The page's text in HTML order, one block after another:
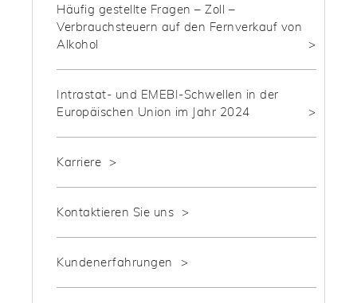
Häufig gestellte Fragen – Zoll –
Verbrauchsteuern auf den Fernverkauf von
Alkohol
Intrastat- und EMEBI-Schwellen in der
Europäischen Union im Jahr 2024
Karriere
Kontaktieren Sie uns
Kundenerfahrungen